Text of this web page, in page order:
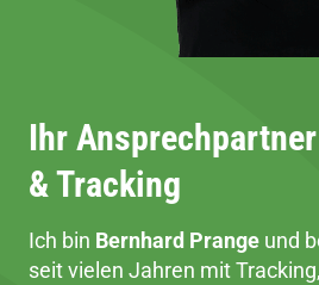
Ihr
& Tracking
Ich bin Bernhard Prange und
seit vielen Jahren mit